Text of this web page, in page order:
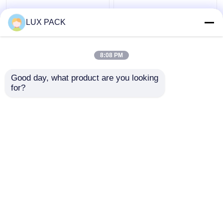
24 410 Pompa White
Treatment, wymiana
tworzywa sztucznego
Plastikowy lewy prawy
Indywidualny kolor
LUX PACK
8:08 PM
Good day, what product are you looking
for?